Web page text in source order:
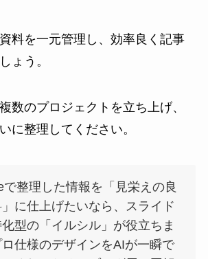
料を一元管理し、効率良く記事
ょう。
数のプロジェクトを立ち上げ、
に整理してください。
で整理した情報を「見栄えの良
に仕上げたいなら、スライド
型の「イルシル」が役立ちま
仕様のデザインをAIが一瞬で